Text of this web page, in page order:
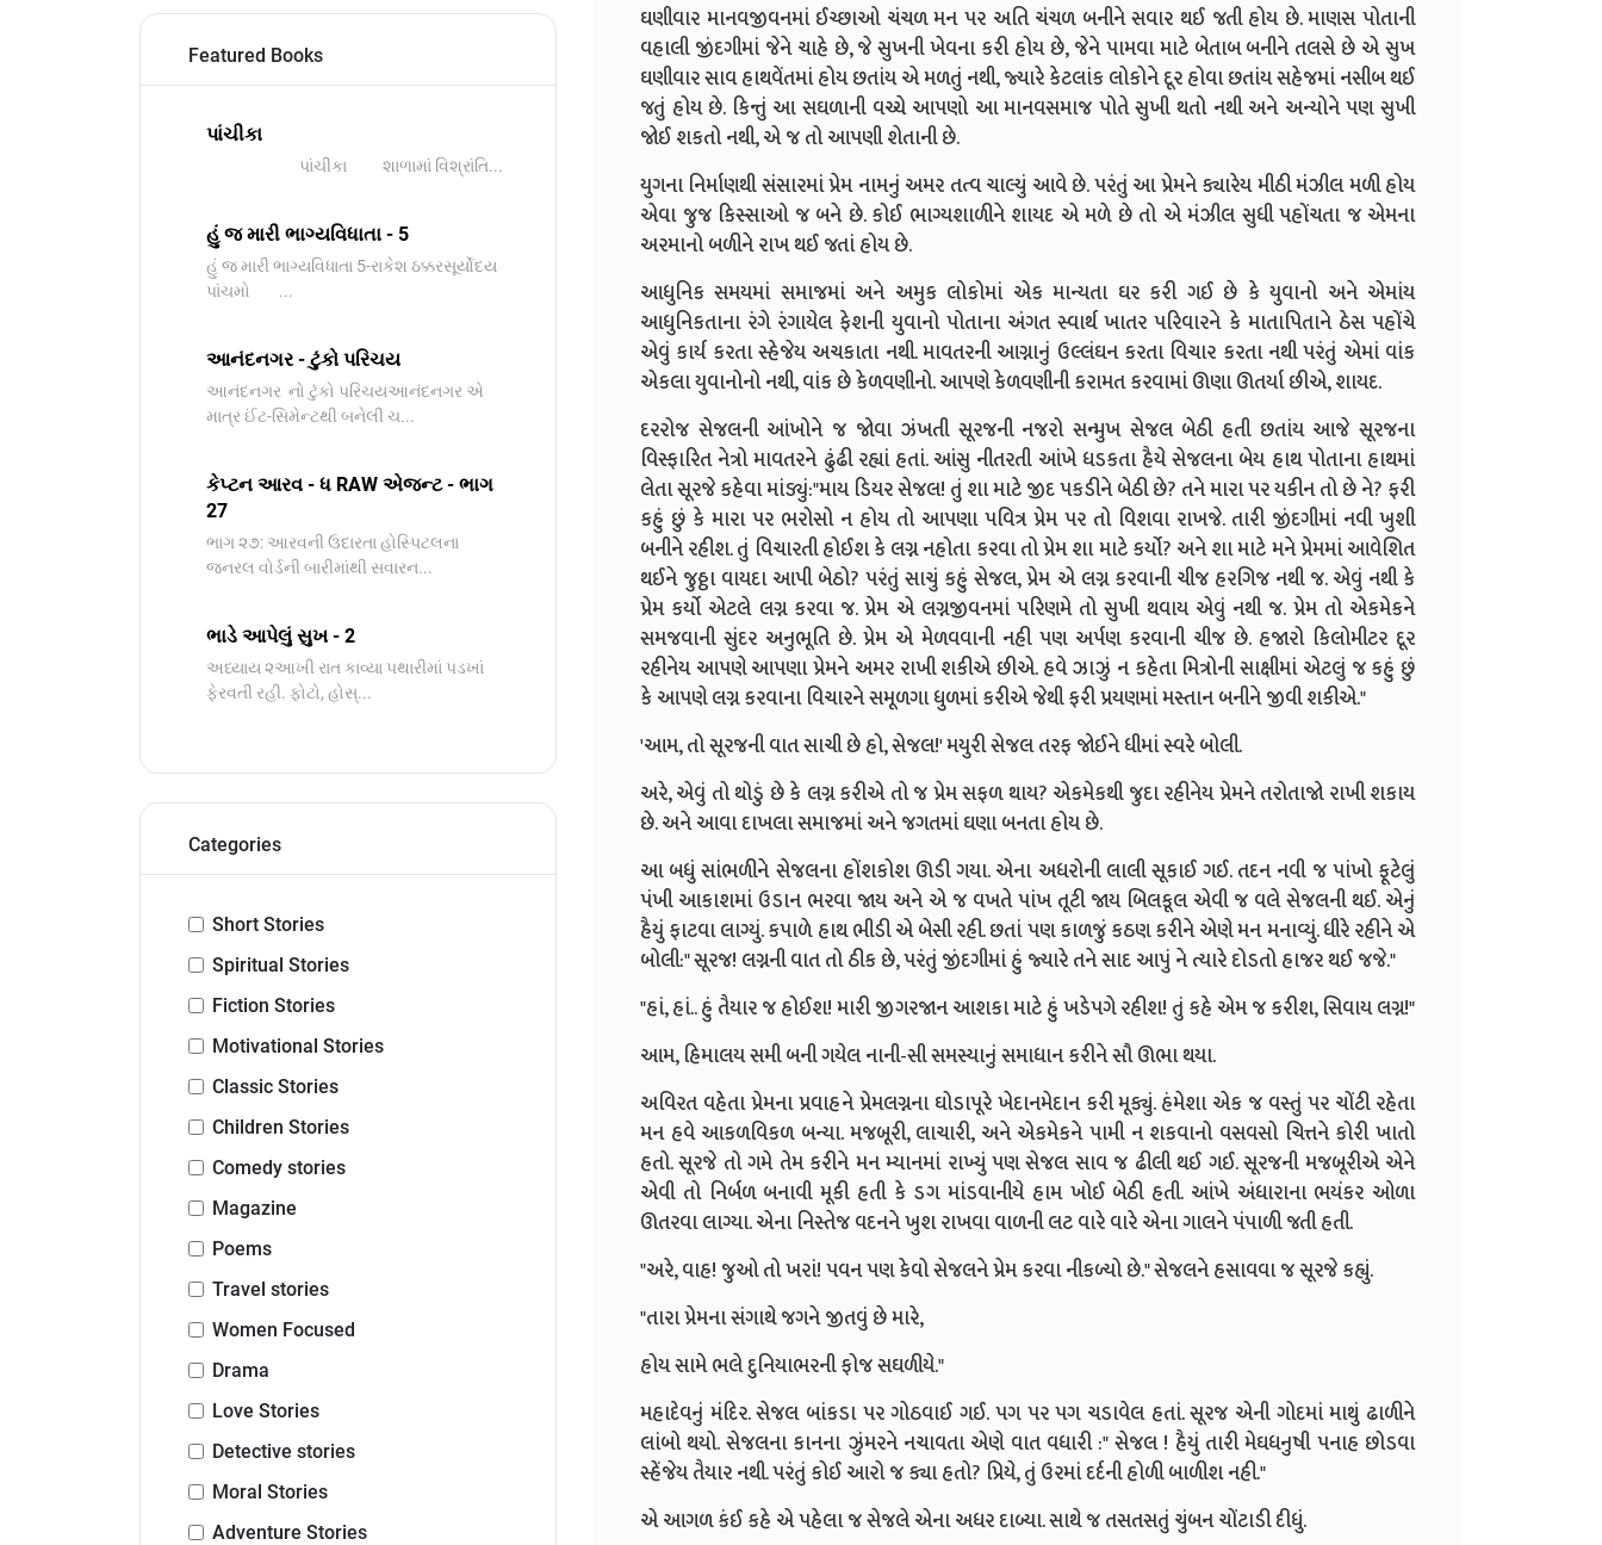
Featured Books
પાંચીકા
પાંચીકા શાળામાં વિશ્રાંતિ...
હું જ મારી ભાગ્યવિધાતા - 5
હું જ મારી ભાગ્યવિધાતા 5-રાકેશ ઠક્કરસૂર્યોદય
પાંચમો ...
આનંદનગર - ટુંકો પરિચય
આનંદનગર નો ટુંકો પરિચયઆનંદનગર એ
માત્ર ઈંટ-સિમેન્ટથી બનેલી ચ...
કેપ્ટન આરવ - ધ RAW એજન્ટ - ભાગ
27
ભાગ ૨૭: આરવની ઉદારતા હોસ્પિટલના
જનરલ વોર્ડની બારીમાંથી સવારન...
ભાડે આપેલું સુખ - 2
અધ્યાય ૨આખી રાત કાવ્યા પથારીમાં પડખાં
ફેરવતી રહી. ફોટો, હોસ્...
Categories
Short Stories
Spiritual Stories
Fiction Stories
Motivational Stories
Classic Stories
Children Stories
Comedy stories
Magazine
Poems
Travel stories
Women Focused
Drama
Love Stories
Detective stories
Moral Stories
Adventure Stories
ઘણીવાર માનવજીવનમાં ઈચ્છાઓ ચંચળ મન પર અતિ ચંચળ બનીને સવાર થઈ જતી હોય છે. માણસ પોતાની
વહાલી જીંદગીમાં જેને ચાહે છે, જે સુખની ખેવના કરી હોય છે, જેને પામવા માટે બેતાબ બનીને તલસે છે એ સુખ
ઘણીવાર સાવ હાથવેંતમાં હોય છતાંય એ મળતું નથી, જ્યારે કેટલાંક લોકોને દૂર હોવા છતાંય સહેજમાં નસીબ થઈ
જતું હોય છે. કિન્તું આ સઘળાની વચ્ચે આપણો આ માનવસમાજ પોતે સુખી થતો નથી અને અન્યોને પણ સુખી
જોઈ શકતો નથી, એ જ તો આપણી શેતાની છે.
યુગના નિર્માણથી સંસારમાં પ્રેમ નામનું અમર તત્વ ચાલ્યું આવે છે. પરંતું આ પ્રેમને ક્યારેય મીઠી મંઝીલ મળી હોય
એવા જુજ કિસ્સાઓ જ બને છે. કોઈ ભાગ્યશાળીને શાયદ એ મળે છે તો એ મંઝીલ સુધી પહોંચતા જ એમના
અરમાનો બળીને રાખ થઈ જતાં હોય છે.
આધુનિક સમયમાં સમાજમાં અને અમુક લોકોમાં એક માન્યતા ઘર કરી ગઈ છે કે યુવાનો અને એમાંય
આધુનિકતાના રંગે રંગાયેલ ફેશની યુવાનો પોતાના અંગત સ્વાર્થ ખાતર પરિવારને કે માતાપિતાને ઠેસ પહોંચે
એવું કાર્ય કરતા સ્હેજેય અચકાતા નથી. માવતરની આગ્નાનું ઉલ્લંઘન કરતા વિચાર કરતા નથી પરંતું એમાં વાંક
એકલા યુવાનોનો નથી, વાંક છે કેળવણીનો. આપણે કેળવણીની કરામત કરવામાં ઊણા ઊતર્યા છીએ, શાયદ.
દરરોજ સેજલની આંખોને જ જોવા ઝંખતી સૂરજની નજરો સન્મુખ સેજલ બેઠી હતી છતાંય આજે સૂરજના
વિસ્ફારિત નેત્રો માવતરને ઢુંઢી રહ્યાં હતાં. આંસુ નીતરતી આંખે ધડકતા હૈયે સેજલના બેય હાથ પોતાના હાથમાં
લેતા સૂરજે કહેવા માંડ્યું:"માય ડિયર સેજલ! તું શા માટે જીદ પકડીને બેઠી છે? તને મારા પર યકીન તો છે ને? ફરી
કહું છું કે મારા પર ભરોસો ન હોય તો આપણા પવિત્ર પ્રેમ પર તો વિશવા રાખજે. તારી જીંદગીમાં નવી ખુશી
બનીને રહીશ. તું વિચારતી હોઈશ કે લગ્ન નહોતા કરવા તો પ્રેમ શા માટે કર્યો? અને શા માટે મને પ્રેમમાં આવેશિત
થઈને જુઠ્ઠા વાયદા આપી બેઠો? પરંતું સાચું કહું સેજલ, પ્રેમ એ લગ્ન કરવાની ચીજ હરગિજ નથી જ. એવું નથી કે
પ્રેમ કર્યો એટલે લગ્ન કરવા જ. પ્રેમ એ લગ્નજીવનમાં પરિણમે તો સુખી થવાય એવું નથી જ. પ્રેમ તો એકમેકને
સમજવાની સુંદર અનુભૂતિ છે. પ્રેમ એ મેળવવાની નહી પણ અર્પણ કરવાની ચીજ છે. હજારો કિલોમીટર દૂર
રહીનેય આપણે આપણા પ્રેમને અમર રાખી શકીએ છીએ. હવે ઝાઝું ન કહેતા મિત્રોની સાક્ષીમાં એટલું જ કહું છું
કે આપણે લગ્ન કરવાના વિચારને સમૂળગા ધુળમાં કરીએ જેથી ફરી પ્રયણમાં મસ્તાન બનીને જીવી શકીએ."
'આમ, તો સૂરજની વાત સાચી છે હો, સેજલ!' મયુરી સેજલ તરફ જોઈને ધીમાં સ્વરે બોલી.
અરે, એવું તો થોડું છે કે લગ્ન કરીએ તો જ પ્રેમ સફળ થાય? એકમેકથી જુદા રહીનેય પ્રેમને તરોતાજો રાખી શકાય
છે. અને આવા દાખલા સમાજમાં અને જગતમાં ઘણા બનતા હોય છે.
આ બધું સાંભળીને સેજલના હોંશકોશ ઊડી ગયા. એના અધરોની લાલી સૂકાઈ ગઈ. તદન નવી જ પાંખો ફૂટેલું
પંખી આકાશમાં ઉડાન ભરવા જાય અને એ જ વખતે પાંખ તૂટી જાય બિલકૂલ એવી જ વલે સેજલની થઈ. એનું
હૈયું ફાટવા લાગ્યું. કપાળે હાથ ભીડી એ બેસી રહી. છતાં પણ કાળજું કઠણ કરીને એણે મન મનાવ્યું. ધીરે રહીને એ
બોલી:" સૂરજ! લગ્નની વાત તો ઠીક છે, પરંતું જીંદગીમાં હું જ્યારે તને સાદ આપું ને ત્યારે દોડતો હાજર થઈ જજે."
"હાં, હાં.. હું તૈયાર જ હોઈશ! મારી જીગરજાન આશકા માટે હું ખડેપગે રહીશ! તું કહે એમ જ કરીશ, સિવાય લગ્ન!"
આમ, હિમાલય સમી બની ગયેલ નાની-સી સમસ્યાનું સમાધાન કરીને સૌ ઊભા થયા.
અવિરત વહેતા પ્રેમના પ્રવાહને પ્રેમલગ્નના ઘોડાપૂરે ખેદાનમેદાન કરી મૂક્યું. હંમેશા એક જ વસ્તું પર ચોંટી રહેતા
મન હવે આકળવિકળ બન્યા. મજબૂરી, લાચારી, અને એકમેકને પામી ન શકવાનો વસવસો ચિત્તને કોરી ખાતો
હતો. સૂરજે તો ગમે તેમ કરીને મન મ્યાનમાં રાખ્યું પણ સેજલ સાવ જ ઢીલી થઈ ગઈ. સૂરજની મજબૂરીએ એને
એવી તો નિર્બળ બનાવી મૂકી હતી કે ડગ માંડવાનીયે હામ ખોઈ બેઠી હતી. આંખે અંધારાના ભયંકર ઓળા
ઊતરવા લાગ્યા. એના નિસ્તેજ વદનને ખુશ રાખવા વાળની લટ વારે વારે એના ગાલને પંપાળી જતી હતી.
"અરે, વાહ! જુઓ તો ખરાં! પવન પણ કેવો સેજલને પ્રેમ કરવા નીકળ્યો છે." સેજલને હસાવવા જ સૂરજે કહ્યું.
"તારા પ્રેમના સંગાથે જગને જીતવું છે મારે,
હોય સામે ભલે દુનિયાભરની ફોજ સઘળીયે."
મહાદેવનું મંદિર. સેજલ બાંકડા પર ગોઠવાઈ ગઈ. પગ પર પગ ચડાવેલ હતાં. સૂરજ એની ગોદમાં માથું ઢાળીને
લાંબો થયો. સેજલના કાનના ઝુંમરને નચાવતા એણે વાત વધારી :" સેજલ ! હૈયું તારી મેઘધનુષી પનાહ છોડવા
સ્હેંજેય તૈયાર નથી. પરંતું કોઈ આરો જ ક્યા હતો? પ્રિયે, તું ઉરમાં દર્દની હોળી બાળીશ નહી."
એ આગળ કંઈ કહે એ પહેલા જ સેજલે એના અધર દાબ્યા. સાથે જ તસતસતું ચુંબન ચોંટાડી દીધું.